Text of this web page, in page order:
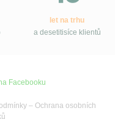
let na trhu
a desetitisíce klientů
Facebooku
– Ochrana osobních